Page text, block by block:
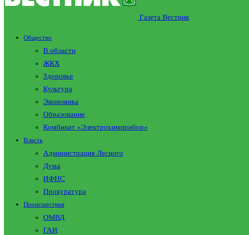
Газета Вестник
Общество
В области
ЖКХ
Здоровье
Культура
Экономика
Образование
Комбинат «Электрохимприбор»
Власть
Администрация Лесного
Дума
ИФНС
Прокуратура
Происшествия
ОМВД
ГАИ